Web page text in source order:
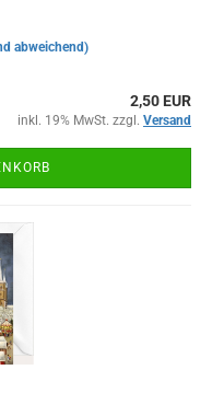
abweichend)
2,50 EUR
inkl. 19% MwSt. zzgl. Versand